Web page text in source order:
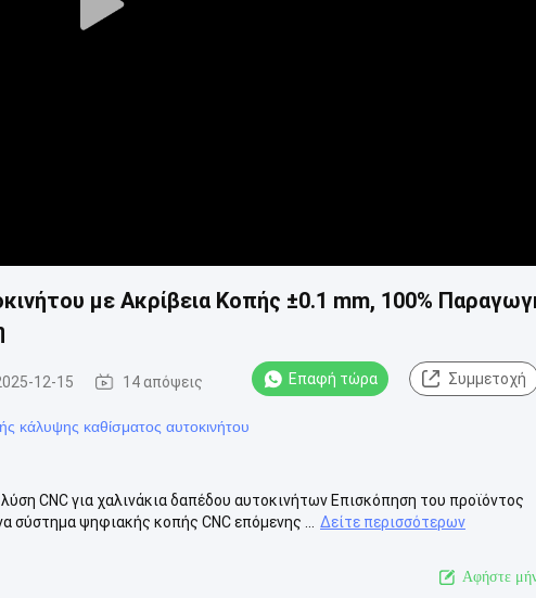
Play
με Ακρίβεια Κοπής ±0.1 mm, 100%
12-15 14 απόψεις Επαφή τώρα Συμμετοχή
κάλυψης καθίσματος αυτοκινήτου
CNC για χαλινάκια δαπέδου αυτοκινήτων Επισκόπηση του προϊόντος
σύστημα ψηφιακής κοπής CNC επόμενης ...
Δείτε περισσότερων
Αφήστε